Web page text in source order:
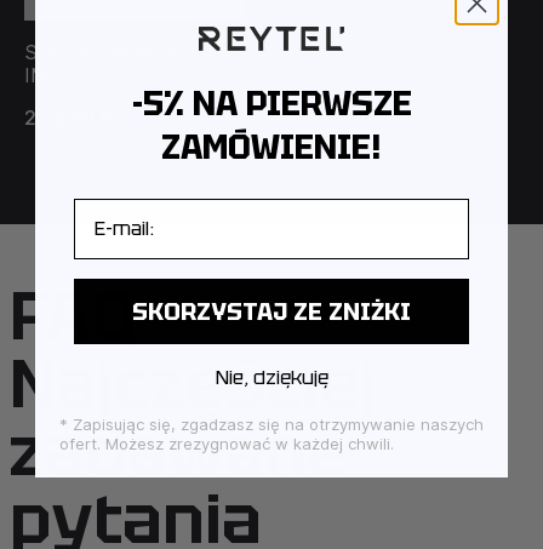
Srebrny naszyjnik
IMPULSE
2 763PLN
3 070PLN
FAQ –
Najczęściej
zadawane
pytania
-5% NA PIERWSZE
ZAMÓWIENIE!
SKORZYSTAJ ZE ZNIŻKI
Nie, dziękuję
* Zapisując się, zgadzasz się na otrzymywanie naszych
ofert. Możesz zrezygnować w każdej chwili.